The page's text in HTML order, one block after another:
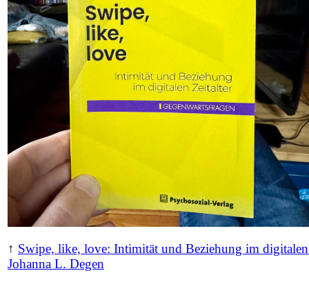
↑ Swipe, like, love: Intimität und Beziehung im
Johanna L. Degen